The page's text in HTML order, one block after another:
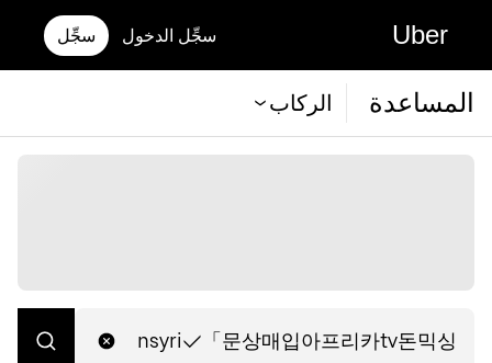
Uber سجِّل الدخول سجِّل
المساعدة الركاب